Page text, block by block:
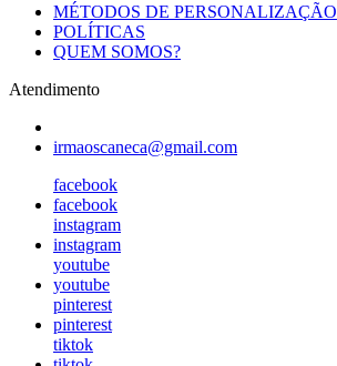
MÉTODOS DE PERSONALIZAÇÃO
POLÍTICAS
QUEM SOMOS?
Atendimento
irmaoscaneca@gmail.com
facebook
facebook
instagram
instagram
youtube
youtube
pinterest
pinterest
tiktok